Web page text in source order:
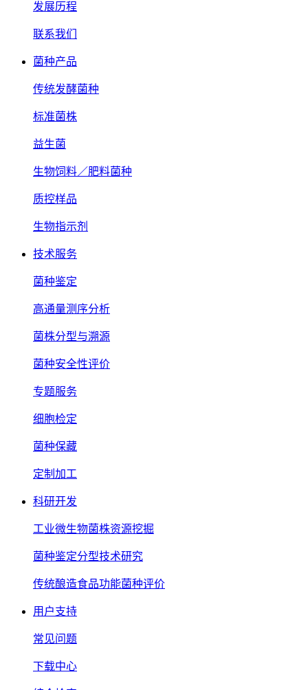
发展历程
联系我们
菌种产品
传统发酵菌种
标准菌株
益生菌
生物饲料／肥料菌种
质控样品
生物指示剂
技术服务
菌种鉴定
高通量测序分析
菌株分型与溯源
菌种安全性评价
专题服务
细胞检定
菌种保藏
定制加工
科研开发
工业微生物菌株资源挖掘
菌种鉴定分型技术研究
传统酿造食品功能菌种评价
用户支持
常见问题
下载中心